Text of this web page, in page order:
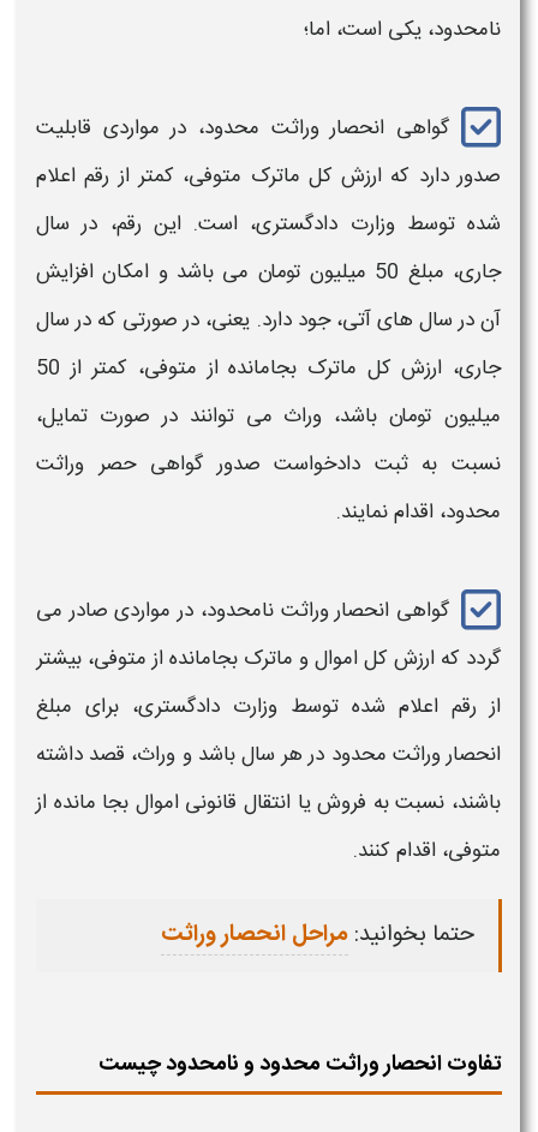
نامحدود، یکی است، اما؛
گواهی انحصار وراثت محدود، در مواردی قابلیت
صدور دارد که ارزش کل ماترک متوفی، کمتر از رقم اعلام
شده توسط وزارت دادگستری، است. این رقم، در سال
جاری، مبلغ 50 میلیون تومان می باشد و امکان افزایش
آن در سال های آتی، جود دارد. یعنی، در صورتی که در سال
جاری، ارزش کل ماترک بجامانده از متوفی، کمتر از 50
میلیون تومان باشد، وراث می توانند در صورت تمایل،
نسبت به ثبت دادخواست صدور گواهی حصر وراثت
محدود، اقدام نمایند.
گواهی انحصار وراثت نامحدود، در مواردی صادر می
گردد که ارزش کل اموال و ماترک بجامانده از متوفی، بیشتر
از رقم اعلام شده توسط وزارت دادگستری، برای مبلغ
انحصار وراثت محدود در هر سال باشد و وراث، قصد داشته
باشند، نسبت به فروش یا انتقال قانونی اموال بجا مانده از
متوفی، اقدام کنند.
حتما بخوانید:مراحل انحصار وراثت
تفاوت انحصار وراثت محدود و نامحدود چیست